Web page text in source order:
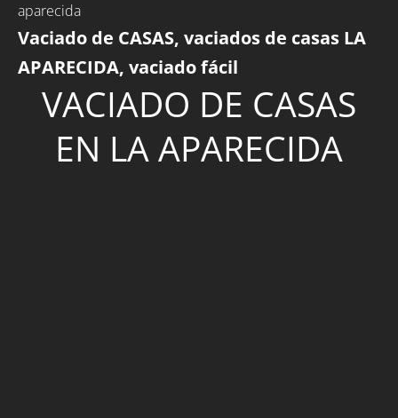
aparecida
Vaciado de CASAS, vaciados de casas LA
APARECIDA, vaciado fácil
VACIADO DE CASAS
EN LA APARECIDA